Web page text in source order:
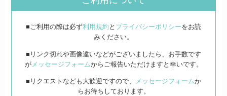
■ご利用の際は必ず利用規約 と プライバシーポリシーをお読
みください。
■リンク切れや画像違いなどがございましたら、お手数です
がメッセージフォームからご報告いただけますと幸いです。
■リクエストなども大歓迎ですので、 メッセージフォームか
らお待ちしております。